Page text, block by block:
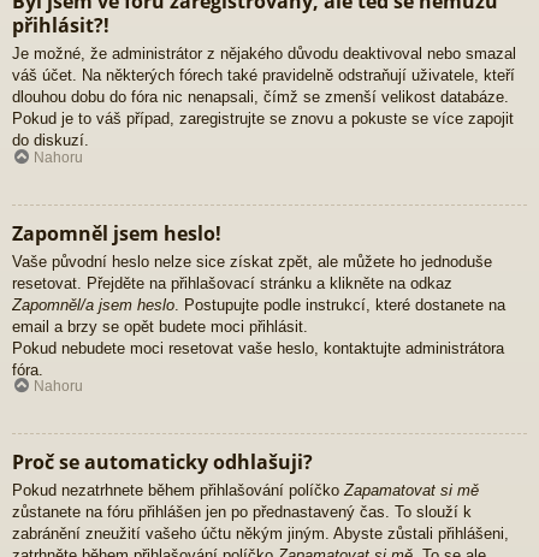
přihlásit?!
Je možné, že administrátor z nějakého důvodu deaktivoval nebo smazal
váš účet. Na některých fórech také pravidelně odstraňují uživatele, kteří
dlouhou dobu do fóra nic nenapsali, čímž se zmenší velikost databáze.
Pokud je to váš případ, zaregistrujte se znovu a pokuste se více zapojit
do diskuzí.
Nahoru
Zapomněl jsem heslo!
Vaše původní heslo nelze sice získat zpět, ale můžete ho jednoduše
resetovat. Přejděte na přihlašovací stránku a klikněte na odkaz
Zapomněl/a jsem heslo . Postupujte podle instrukcí, které dostanete na
email a brzy se opět budete moci přihlásit.
Pokud nebudete moci resetovat vaše heslo, kontaktujte administrátora
fóra.
Nahoru
Proč se automaticky odhlašuji?
Pokud nezatrhnete během přihlašování políčkoZapamatovat si mě
zůstanete na fóru přihlášen jen po přednastavený čas. To slouží k
zabránění zneužití vašeho účtu někým jiným. Abyste zůstali přihlášeni,